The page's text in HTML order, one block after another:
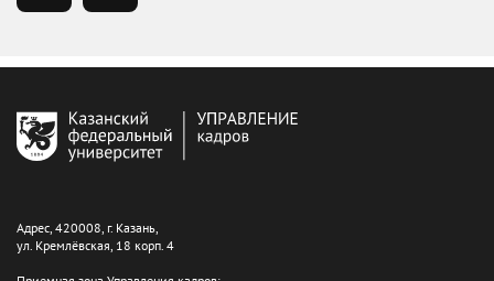
Адрес, 420008, г. Казань,
ул. Кремлёвская, 18 корп. 4